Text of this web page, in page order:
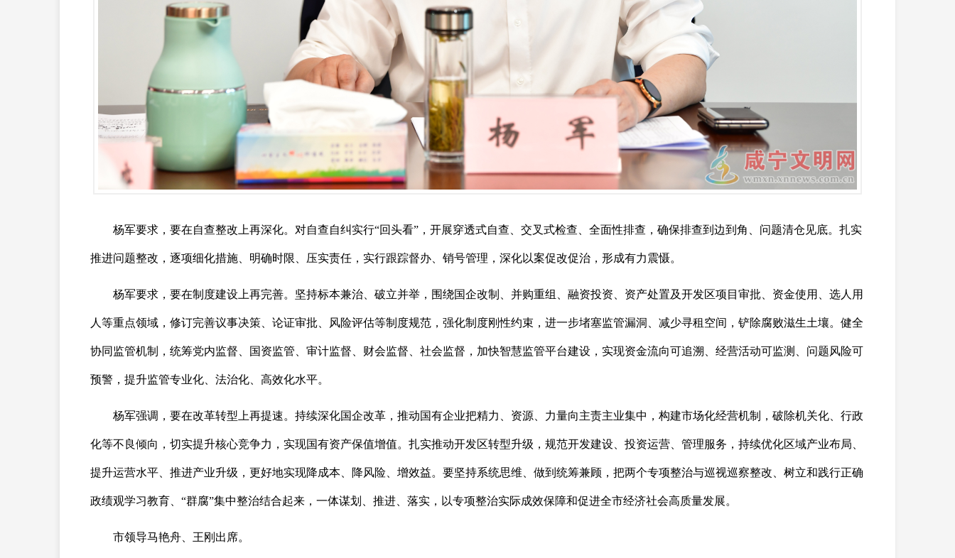
杨军要求，要在自查整改上再深化。对自查自纠实行“回头看”，开展穿透式自查、交叉式检查、全面性排查，确保排查到边到角、问题清仓见底。扎实
推进问题整改，逐项细化措施、明确时限、压实责任，实行跟踪督办、销号管理，深化以案促改促治，形成有力震慑。
杨军要求，要在制度建设上再完善。坚持标本兼治、破立并举，围绕国企改制、并购重组、融资投资、资产处置及开发区项目审批、资金使用、选人用
人等重点领域，修订完善议事决策、论证审批、风险评估等制度规范，强化制度刚性约束，进一步堵塞监管漏洞、减少寻租空间，铲除腐败滋生土壤。健全
协同监管机制，统筹党内监督、国资监管、审计监督、财会监督、社会监督，加快智慧监管平台建设，实现资金流向可追溯、经营活动可监测、问题风险可
预警，提升监管专业化、法治化、高效化水平。
杨军强调，要在改革转型上再提速。持续深化国企改革，推动国有企业把精力、资源、力量向主责主业集中，构建市场化经营机制，破除机关化、行政
化等不良倾向，切实提升核心竞争力，实现国有资产保值增值。扎实推动开发区转型升级，规范开发建设、投资运营、管理服务，持续优化区域产业布局、
提升运营水平、推进产业升级，更好地实现降成本、降风险、增效益。要坚持系统思维、做到统筹兼顾，把两个专项整治与巡视巡察整改、树立和践行正确
政绩观学习教育、“群腐”集中整治结合起来，一体谋划、推进、落实，以专项整治实际成效保障和促进全市经济社会高质量发展。
市领导马艳舟、王刚出席。